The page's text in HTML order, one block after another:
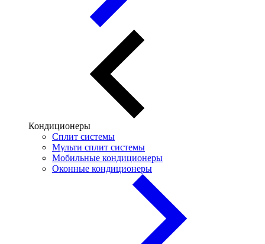
Кондиционеры
Сплит системы
Мульти сплит системы
Мобильные кондиционеры
Оконные кондиционеры